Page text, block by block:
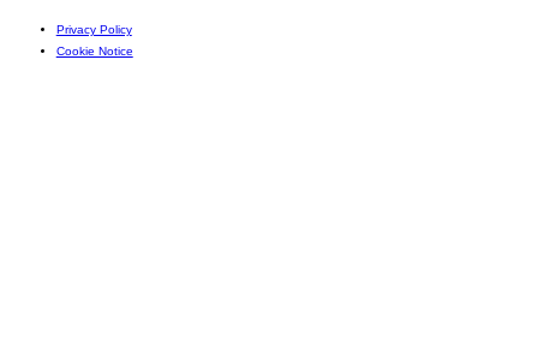
Privacy Policy
Cookie Notice